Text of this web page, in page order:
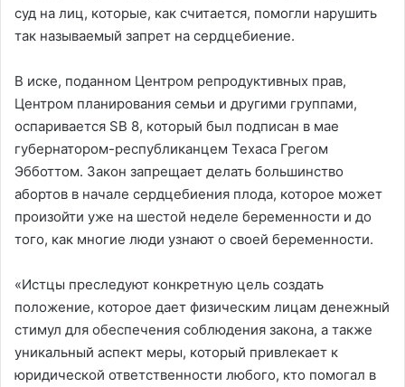
суд на лиц, которые, как считается, помогли нарушить
так называемый запрет на сердцебиение.
В иске, поданном Центром репродуктивных прав,
Центром планирования семьи и другими группами,
оспаривается SB 8, который был подписан в мае
губернатором-республиканцем Техаса Грегом
Эбботтом. Закон запрещает делать большинство
абортов в начале сердцебиения плода, которое может
произойти уже на шестой неделе беременности и до
того, как многие люди узнают о своей беременности.
«Истцы преследуют конкретную цель создать
положение, которое дает физическим лицам денежный
стимул для обеспечения соблюдения закона, а также
уникальный аспект меры, который привлекает к
юридической ответственности любого, кто помогал в